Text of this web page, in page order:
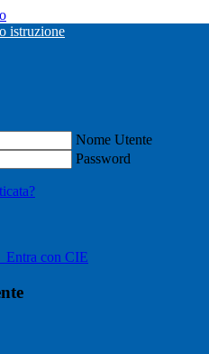
Nome Utente
Password
Entra con CIE